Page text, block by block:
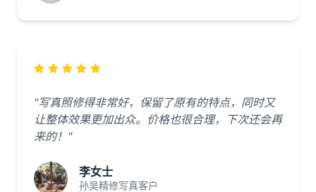
"写真照修得非常好，保留了原有的特点，同时又
让整体效果更加出众。价格也很合理，下次还会再
来的！"
李女士
孙吴精修写真客户